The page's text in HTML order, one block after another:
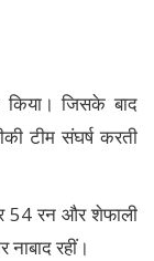
जिसके बाद
टीम संघर्ष करती
54 रन और शेफाली
रहीं।